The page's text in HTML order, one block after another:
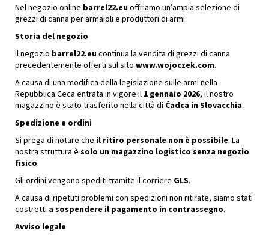
Nel negozio online barrel22.euoffriamo un’ampia selezione di
grezzi di canna per armaioli e produttori di armi.
Storia del negozio
Il negozio barrel22.eucontinua la vendita di grezzi di canna
precedentemente offerti sul sito www.wojoczek.com.
A causa di una modifica della legislazione sulle armi nella
Repubblica Ceca entrata in vigore il 1 gennaio 2026, il nostro
magazzino è stato trasferito nella città di Čadca in Slovacchia.
Spedizione e ordini
Si prega di notare che il ritiro personale non è possibile. La
nostra struttura è solo un magazzino logistico senza negozio
fisico.
Gli ordini vengono spediti tramite il corriere GLS.
A causa di ripetuti problemi con spedizioni non ritirate, siamo stati
costretti a sospendere il pagamento in contrassegno.
Avviso legale